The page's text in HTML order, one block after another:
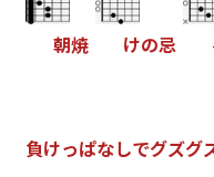
朝焼 けの忌
負けっぱなしでグズグ